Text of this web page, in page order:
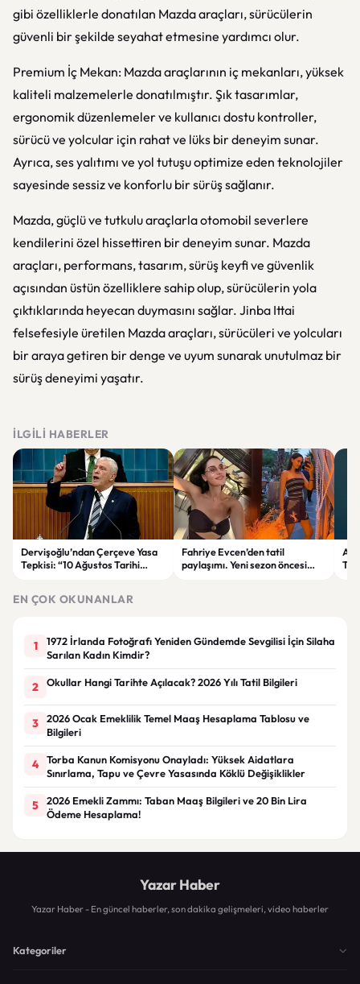
gibi özelliklerle donatılan Mazda araçları, sürücülerin
güvenli bir şekilde seyahat etmesine yardımcı olur.
Premium İç Mekan: Mazda araçlarının iç mekanları, yüksek
kaliteli malzemelerle donatılmıştır. Şık tasarımlar,
ergonomik düzenlemeler ve kullanıcı dostu kontroller,
sürücü ve yolcular için rahat ve lüks bir deneyim sunar.
Ayrıca, ses yalıtımı ve yol tutuşu optimize eden teknolojiler
sayesinde sessiz ve konforlu bir sürüş sağlanır.
Mazda, güçlü ve tutkulu araçlarla otomobil severlere
kendilerini özel hissettiren bir deneyim sunar. Mazda
araçları, performans, tasarım, sürüş keyfi ve güvenlik
açısından üstün özelliklere sahip olup, sürücülerin yola
çıktıklarında heyecan duymasını sağlar. Jinba Ittai
felsefesiyle üretilen Mazda araçları, sürücüleri ve yolcuları
bir araya getiren bir denge ve uyum sunarak unutulmaz bir
sürüş deneyimi yaşatır.
İLGILI HABERLER
Dervişoğlu’ndan Çerçeve Yasa
Tepkisi: “10 Ağustos Tarihi
Fahriye Evcen’den tatil
paylaşımı. Yeni sezon öncesi
EN ÇOK OKUNANLAR
1
1972 İrlanda Fotoğrafı Yeniden Gündemde Sevgilisi İçin Silaha
Sarılan Kadın Kimdir?
2 Okullar Hangi Tarihte Açılacak? 2026 Yılı Tatil Bilgileri
3
2026 Ocak Emeklilik Temel Maaş Hesaplama Tablosu ve
Bilgileri
4
Torba Kanun Komisyonu Onayladı: Yüksek Aidatlara
Sınırlama, Tapu ve Çevre Yasasında Köklü Değişiklikler
5
2026 Emekli Zammı: Taban Maaş Bilgileri ve 20 Bin Lira
Ödeme Hesaplama!
Yazar Haber
Yazar Haber - En güncel haberler, son dakika gelişmeleri, video haberler
Kategoriler